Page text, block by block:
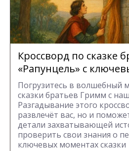
Кроссворд по сказке
«Рапунцель» с
Погрузитесь в волшебный
сказки братьев Гримм с
Разгадывание этого
развлечёт вас, но и
детали захватывающей
проверить свои знания о
ключевых моментах сказки